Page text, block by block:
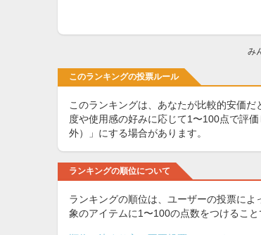
み
このランキングの投票ルール
このランキングは、あなたが比較的安価
度や使用感の好みに応じて1〜100点で評
外）」にする場合があります。
ランキングの順位について
ランキングの順位は、ユーザーの投票に
象のアイテムに1〜100の点数をつけるこ